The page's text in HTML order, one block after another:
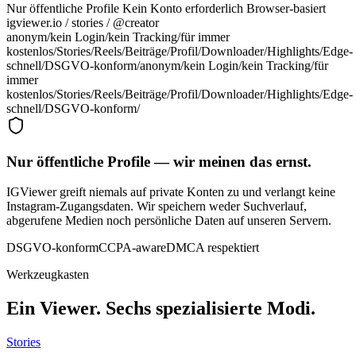
Nur öffentliche Profile Kein Konto erforderlich Browser-basiert
igviewer.io /stories / @creator
anonym/kein Login/kein Tracking/für immer
kostenlos/Stories/Reels/Beiträge/Profil/Downloader/Highlights/Edge-
schnell/DSGVO-konform/anonym/kein Login/kein Tracking/für
immer
kostenlos/Stories/Reels/Beiträge/Profil/Downloader/Highlights/Edge-
schnell/DSGVO-konform/
Nur öffentliche Profile — wir meinen das ernst.
IGViewer greift niemals auf private Konten zu und verlangt keine
Instagram-Zugangsdaten. Wir speichern weder Suchverlauf,
abgerufene Medien noch persönliche Daten auf unseren Servern.
DSGVO-konformCCPA-awareDMCA respektiert
Werkzeugkasten
Ein Viewer. Sechs spezialisierte Modi.
Stories